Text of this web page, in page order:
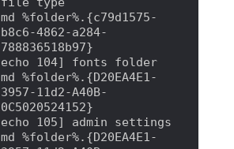
md %folder%.{c79d1575-
b8c6-4862-a284-
788836518b97}
echo 104] fonts folder
md %folder%.{D20EA4E1-
3957-11d2-A40B-
0C5020524152}
echo 105] admin settings
md %folder%.{D20EA4E1-